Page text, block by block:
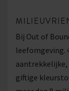
Bij Out of
leefomgeving.
aantrekkelijke,
giftige